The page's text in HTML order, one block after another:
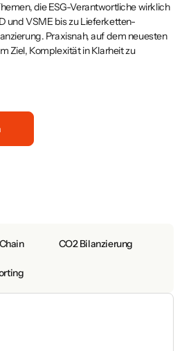
die ESG-Verantwortliche wirklich
und VSME bis zu Lieferketten-
Praxisnah, auf dem neuesten
Ziel, Komplexität in Klarheit zu
CO2 Bilanzierung